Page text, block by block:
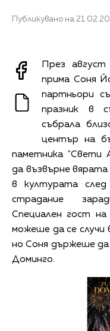
Публикувано на
През август
прима Соня
партньори
празник в
събрала
център на
паметника "Свети
да възвърне
в културата след
страдание
Специален гост на
можеше да се случи
но Соня държеше
Доминго.